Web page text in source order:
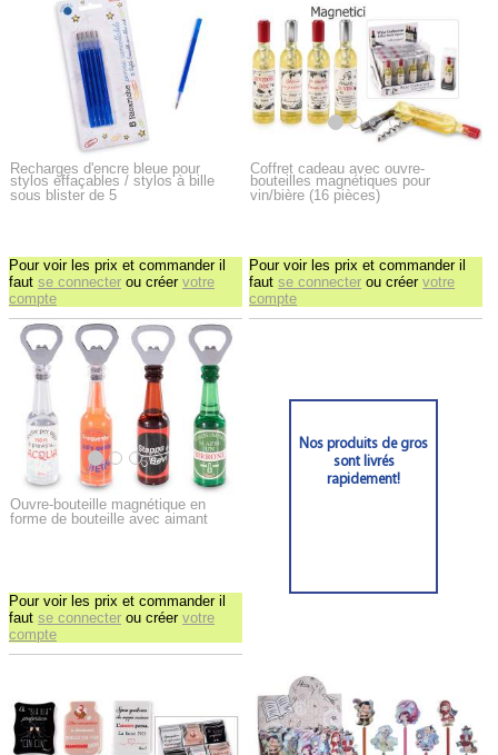
Recharges d'encre bleue pour
stylos effaçables / stylos à bille
sous blister de 5
Pour voir les prix et commander il
faut se connecter ou créer votre
compte
Coffret cadeau avec ouvre-
bouteilles magnétiques pour
vin/bière (16 pièces)
Pour voir les prix et commander il
fautse connecter ou créervotre
compte
Ouvre-bouteille magnétique en
forme de bouteille avec aimant
Pour voir les prix et commander il
faut se connecter ou créer votre
compte
Nos produits de gros
sont livrés
rapidement!